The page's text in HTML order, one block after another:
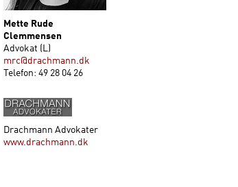
Mette Rude
Clemmensen
Advokat (L)
mrc@drachmann.dk
Telefon: 49 28 04 26
Drachmann Advokater
www.drachmann.dk